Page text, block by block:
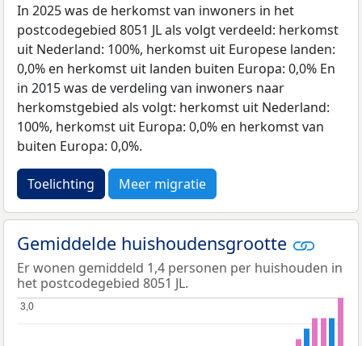
In 2025 was de herkomst van inwoners in het
postcodegebied 8051 JL als volgt verdeeld: herkomst
uit Nederland: 100%, herkomst uit Europese landen:
0,0% en herkomst uit landen buiten Europa: 0,0% En
in 2015 was de verdeling van inwoners naar
herkomstgebied als volgt: herkomst uit Nederland:
100%, herkomst uit Europa: 0,0% en herkomst van
buiten Europa: 0,0%.
Toelichting Meer migratie
Gemiddelde huishoudensgrootte
Er wonen gemiddeld 1,4 personen per huishouden in
het postcodegebied 8051 JL.
3,0
3,0